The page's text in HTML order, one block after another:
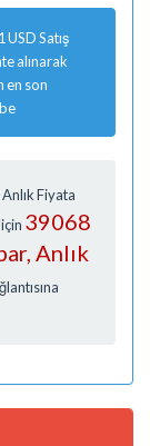
USD Satış
alınarak
en son
Fiyata
39068
Anlık